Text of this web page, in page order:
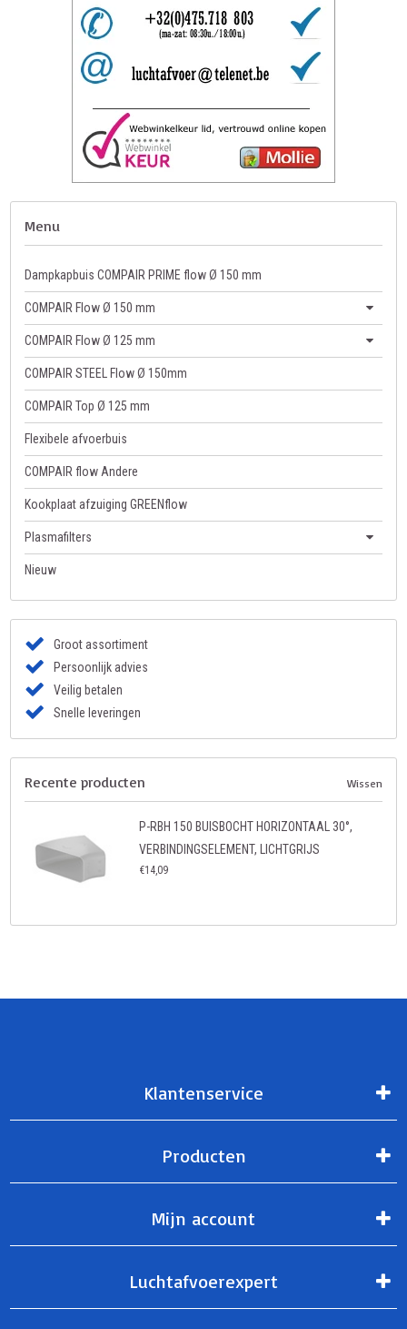
Menu
Dampkapbuis COMPAIR PRIME flow Ø 150 mm
COMPAIR Flow Ø 150 mm
COMPAIR Flow Ø 125 mm
COMPAIR STEEL Flow Ø 150mm
COMPAIR Top Ø 125 mm
Flexibele afvoerbuis
COMPAIR flow Andere
Kookplaat afzuiging GREENflow
Plasmafilters
Nieuw
Groot assortiment
Persoonlijk advies
Veilig betalen
Snelle leveringen
Recente producten Wissen
P-RBH 150 BUISBOCHT HORIZONTAAL 30°,
VERBINDINGSELEMENT, LICHTGRIJS
€14,09
Klantenservice
Producten
Mijn account
Luchtafvoerexpert